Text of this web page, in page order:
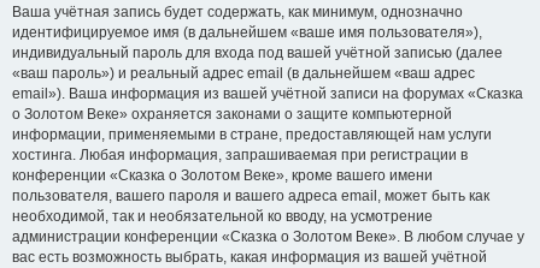
Ваша учётная запись будет содержать, как минимум, однозначно
идентифицируемое имя (в дальнейшем «ваше имя пользователя»),
индивидуальный пароль для входа под вашей учётной записью (далее
«ваш пароль») и реальный адрес email (в дальнейшем «ваш адрес
email»). Ваша информация из вашей учётной записи на форумах «Сказка
о Золотом Веке» охраняется законами о защите компьютерной
информации, применяемыми в стране, предоставляющей нам услуги
хостинга. Любая информация, запрашиваемая при регистрации в
конференции «Сказка о Золотом Веке», кроме вашего имени
пользователя, вашего пароля и вашего адреса email, может быть как
необходимой, так и необязательной ко вводу, на усмотрение
администрации конференции «Сказка о Золотом Веке». В любом случае у
вас есть возможность выбрать, какая информация из вашей учётной